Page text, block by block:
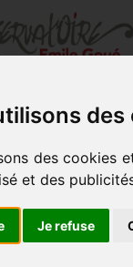
des
des cookies
et des
Je refuse
»Actualités»